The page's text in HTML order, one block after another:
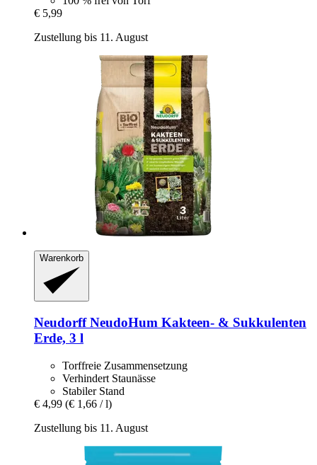
€ 5,99
Zustellung bis 11. August
Warenkorb
NeudorffNeudoHum Kakteen-​ & Sukkulenten
Erde, 3 l
Torffreie Zusammensetzung
Verhindert Staunässe
Stabiler Stand
€ 4,99 (€ 1,66 / l)
Zustellung bis 11. August